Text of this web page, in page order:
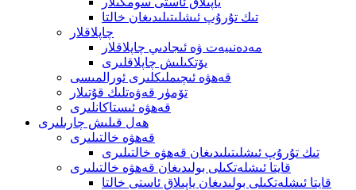
تىك تۇرۇپ ئىشلىتىلىدىغان خالتا
چاپلاقلار
مەدەنىيەت ۋە ئىجادىي چاپلاقلار
يۆتكىلىش چاپلاقلىرى
قەھۋە ئىچىملىكلىرى ئورالمىسى
تۆمۈر قەۋەتلىك قۇتىلار
قەھۋە ئىستاكانلىرى
ھەل قىلىش چارىلىرى
قەھۋە خالتىلىرى
تىك تۇرۇپ ئىشلىتىلىدىغان قەھۋە خالتىلىرى
قايتا ئىشلەتكىلى بولىدىغان قەھۋە خالتىلىرى
قايتا ئىشلەتكىلى بولىدىغان ياپىلاق ئاستى خالتا